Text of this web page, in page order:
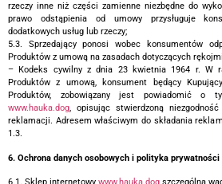
rzeczy inne niż części zamienne niezbędne do
prawo odstąpienia od umowy przysługuje
dodatkowych usług lub rzeczy;
5.3. Sprzedający ponosi wobec konsumentów
Produktów z umową na zasadach dotyczących
– Kodeks cywilny z dnia 23 kwietnia 1964 r. W
Produktów z umową, konsument będący
Produktów, zobowiązany jest powiadomić o
www.hauka.dog, opisując stwierdzoną
reklamacji. Adresem właściwym do składania
1.3.
6. Ochrona danych osobowych i polityka prywatności